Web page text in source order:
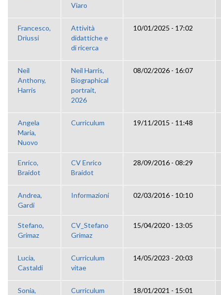
Viaro
Francesco,
Driussi
Attività
didattiche e
di ricerca
10/01/2025 - 17:02
Neil
Anthony,
Harris
Neil Harris,
Biographical
portrait,
2026
08/02/2026 - 16:07
Angela
Maria,
Nuovo
Curriculum 19/11/2015 - 11:48
Enrico,
Braidot
CV Enrico
Braidot
28/09/2016 - 08:29
Andrea,
Gardi
Informazioni 02/03/2016 - 10:10
Stefano,
Grimaz
CV_Stefano
Grimaz
15/04/2020 - 13:05
Lucia,
Castaldi
Curriculum
vitae
14/05/2023 - 20:03
Sonia,
Curriculum
18/01/2021 - 15:01